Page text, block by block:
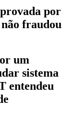
por
fraudou
um
sistema
entendeu